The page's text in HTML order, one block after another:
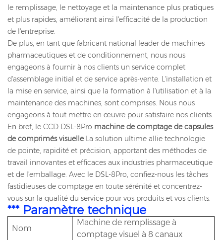
le remplissage, le nettoyage et la maintenance plus pratiques
et plus rapides, améliorant ainsi l'efficacité de la production
de l'entreprise.
De plus, en tant que fabricant national leader de machines
pharmaceutiques et de conditionnement, nous nous
engageons à fournir à nos clients un service complet
d'assemblage initial et de service après-vente. L'installation et
la mise en service, ainsi que la formation à l'utilisation et à la
maintenance des machines, sont comprises. Nous nous
engageons à tout mettre en œuvre pour satisfaire nos clients.
En bref, le CCD DSL-8Pro machine de comptage de capsules
de comprimés visuelle La solution ultime allie technologie
de pointe, rapidité et précision, apportant des méthodes de
travail innovantes et efficaces aux industries pharmaceutique
et de l'emballage. Avec le DSL-8Pro, confiez-nous les tâches
fastidieuses de comptage en toute sérénité et concentrez-
vous sur la qualité du service pour vos produits et vos clients.
*** Paramètre technique
Nom
Machine de remplissage à
comptage visuel à 8 canaux